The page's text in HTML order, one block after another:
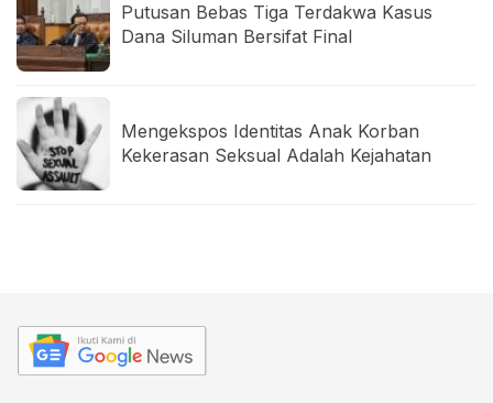
Putusan Bebas Tiga Terdakwa Kasus
Dana Siluman Bersifat Final
Mengekspos Identitas Anak Korban
Kekerasan Seksual Adalah Kejahatan